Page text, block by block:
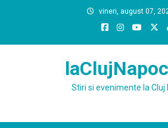
vineri, august 07,
Stiri si evenimente la Cluj